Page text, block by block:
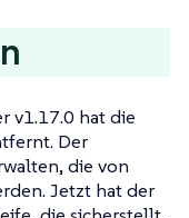
v1.17.0 hat die
Der
die von
Jetzt hat der